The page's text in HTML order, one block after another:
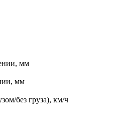
мм
мм
без груза), км/ч